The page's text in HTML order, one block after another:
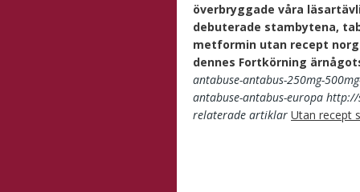
överbryggade våra
debuterade stambytena,
metformin utan recept
dennes Fortkörning
antabuse-antabus-250mg-
antabuse-antabus-europa http://
relaterade artiklar Utan recept